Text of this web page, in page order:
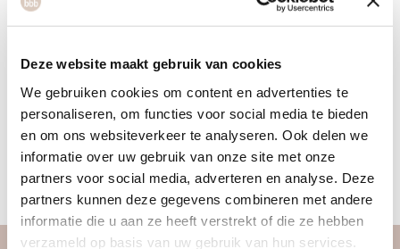
Deze website maakt gebruik van cookies
We gebruiken cookies om content en advertenties te
personaliseren, om functies voor social media te bieden
en om ons websiteverkeer te analyseren. Ook delen we
informatie over uw gebruik van onze site met onze
partners voor social media, adverteren en analyse. Deze
partners kunnen deze gegevens combineren met andere
informatie die u aan ze heeft verstrekt of die ze hebben
verzameld op basis van uw gebruik van hun services.
Passie voor beweging zat er al sinds jong in, daarom is ze
altijd gefocust geweest op het lichaam en de energie ervan.
Door deze interesse heeft ze ook haar diploma behaald als
voedingscoach en personal trainster. Als coach wil ze graag
anderen stap voor stap helpen naar een goede balans in
fitheid en energie!